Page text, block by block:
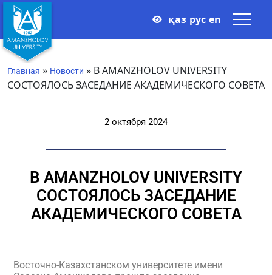
қаз рус en
Главная » Новости » В AMANZHOLOV UNIVERSITY
СОСТОЯЛОСЬ ЗАСЕДАНИЕ АКАДЕМИЧЕСКОГО СОВЕТА
2 октября 2024
В AMANZHOLOV UNIVERSITY
СОСТОЯЛОСЬ ЗАСЕДАНИЕ
АКАДЕМИЧЕСКОГО СОВЕТА
Восточно-Казахстанском университете имени